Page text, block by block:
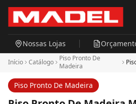
Pular para o conteúdo principal
Nossas Lojas
Início Catálogo
Piso Pronto De
Madeira
Piso Pronto De Madeira